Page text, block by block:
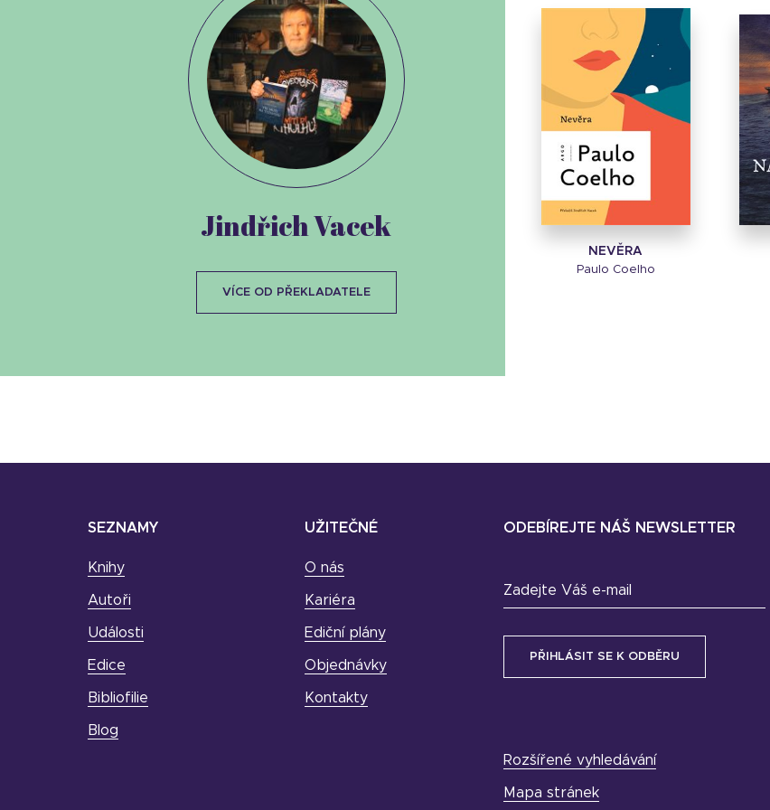
NEVĚRA
Paulo Coelho
Jindřich Vacek
VÍCE OD PŘEKLADATELE
SEZNAMY
Knihy
Autoři
Události
Edice
Bibliofilie
Blog
UŽITEČNÉ
O nás
Kariéra
Ediční plány
Objednávky
Kontakty
ODEBÍREJTE NÁŠ NEWSLETTER
Zadejte Váš e-mail
Rozšířené vyhledávání
Mapa stránek